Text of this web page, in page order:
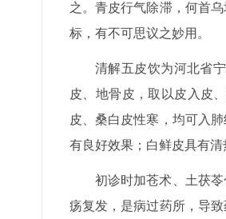
之。青皮行气除滞，何首
标，有不可思议之妙用。
清解五皮饮为河北省
皮、地骨皮，取以皮入皮
皮、桑白皮性寒，均可入
有良好效果；白鲜皮具有清
初诊时加苍术、土茯
疡复发，是病过药所，导